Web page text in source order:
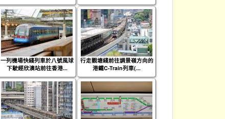
一列機場快綫列車於八號風球
下駛經欣澳站前往香港...
行走觀塘綫前往調景嶺方向的
港鐵C-Train列車(...